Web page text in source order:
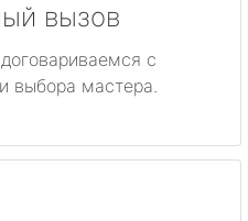
вызов
с
выбора мастера.